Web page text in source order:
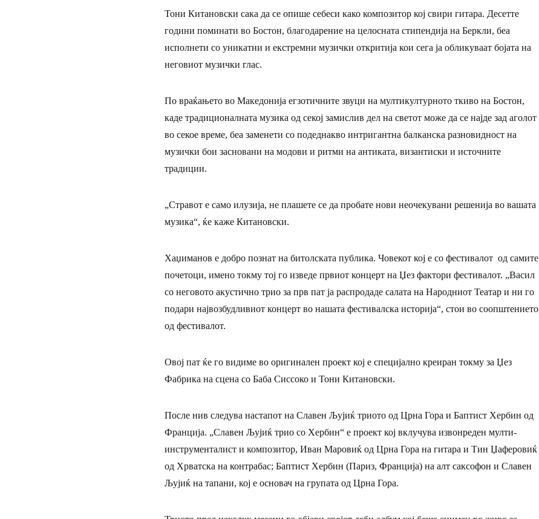
Тони Китановски сака да се опише себеси како композитор кој свири гитара. Десетте
години поминати во Бостон, благодарение на целосната стипендија на Беркли, беа
исполнети со уникатни и екстремни музички откритија кои сега ја обликуваат бојата на
неговиот музички глас.
По враќањето во Македонија егзотичните звуци на мултикултурното ткиво на Бостон,
каде традиционалната музика од секој замислив дел на светот може да се најде зад аголот
во секое време, беа заменети со подеднакво интригантна балканска разновидност на
музички бои засновани на модови и ритми на антиката, византиски и источните
традиции.
„Стравот е само илузија, не плашете се да пробате нови неочекувани решенија во вашата
музика“, ќе каже Китановски.
Хаџиманов е добро познат на битолската публика. Човекот кој е со фестивалот од самите
почетоци, имено токму тој го изведе првиот концерт на Џез фактори фестивалот. „Васил
со неговото акустично трио за прв пат ја распродаде салата на Народниот Театар и ни го
подари највозбудливиот концерт во нашата фестивалска историја“, стои во соопштението
од фестивалот.
Овој пат ќе го видиме во оригинален проект кој е специјално креиран токму за Џез
Фабрика на сцена со Баба Сиссоко и Тони Китановски.
После нив следува настапот на Славен Љујиќ триото од Црна Гора и Баптист Хербин од
Франција. „Славен Љујиќ трио со Хербин“ е проект кој вклучува извонреден мулти-
инструменталист и композитор, Иван Маровиќ од Црна Гора на гитара и Тин Џаферовиќ
од Хрватска на контрабас; Баптист Хербин (Париз, Франција) на алт саксофон и Славен
Љујиќ на тапани, кој е основач на групата од Црна Гора.